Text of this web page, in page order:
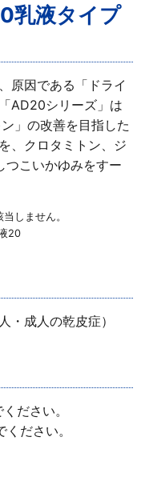
乳液タイプ
原因である「ドライ
AD20シリーズ」は
」の改善を目指した
、クロタミトン、ジ
つこいかゆみをすー
しません。
20
・成人の乾皮症）
ださい。
ださい。